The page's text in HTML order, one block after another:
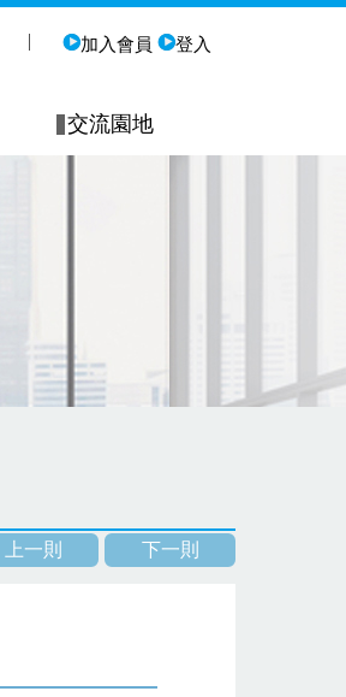
加入會員 登入
交流園地
下一則
上一則